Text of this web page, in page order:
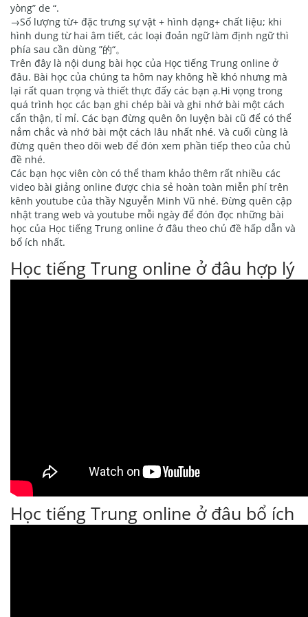
yòng” de “.
→Số lượng từ+ đặc trưng sự vật + hình dạng+ chất liệu; khi
hình dung từ hai âm tiết, các loại đoản ngữ làm định ngữ thì
phía sau cần dùng ”的“。
Trên đây là nội dung bài học của Học tiếng Trung online ở
đâu. Bài học của chúng ta hôm nay không hề khó nhưng mà
lại rất quan trọng và thiết thực đấy các bạn ạ.Hi vọng trong
quá trình học các bạn ghi chép bài và ghi nhớ bài một cách
cẩn thận, tỉ mỉ. Các bạn đừng quên ôn luyện bài cũ để có thể
nắm chắc và nhớ bài một cách lâu nhất nhé. Và cuối cùng là
đừng quên theo dõi web để đón xem phần tiếp theo của chủ
đề nhé.
Các bạn học viên còn có thể tham khảo thêm rất nhiều các
video bài giảng online được chia sẻ hoàn toàn miễn phí trên
kênh youtube của thầy Nguyễn Minh Vũ nhé. Đừng quên cập
nhật trang web và youtube mỗi ngày để đón đọc những bài
học của Học tiếng Trung online ở đâu theo chủ đề hấp dẫn và
bổ ích nhất.
Học tiếng Trung online ở đâu hợp lý
Học tiếng Trung online ở đâu bổ ích